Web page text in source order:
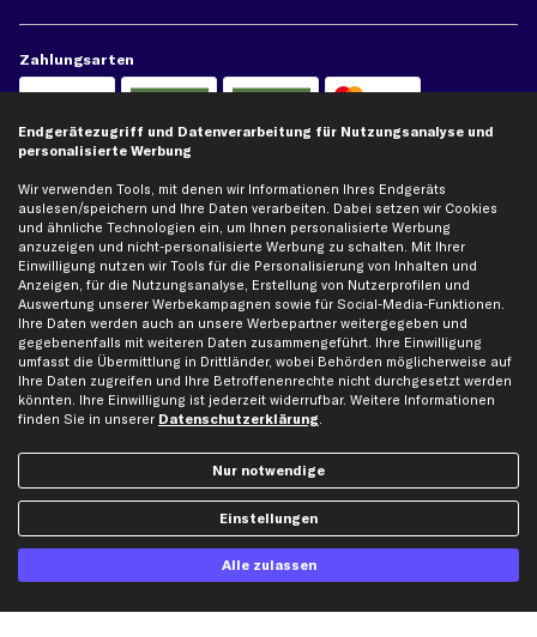
Zahlungsarten
Rechnung Lastschrift Kreditkarte
Vorkasse
Versand
Artikel, Teile, Original und Bestell-Nr. dienen nur zu Vergleichszwecken und sind
keine Herkunftsbezeichnungen. Die Nennung von Namen, Warenzeichen oder
von diesen in Rechnungen an Fahrzeugbesitzer sind nicht statthaft. Die Ware bleibt
bis zur Bezahlung unser Eigentum.
Die hier dargestellten Daten, insbesondere die gesamte Datenbank, dürfen nicht
vervielfältigt werden. Die Vervielfältigung und Verbreitung der Daten und der
Datenbank ohne vorherige Einwilligung von TecAlliance und/oder die Einbeziehung
Dritter in solche Aktivitäten ist streng verboten. Jegliche unautorisierte Nutzung von
Inhalten stellt eine Verletzung des Urheberrechts dar und kann rechtliche Schritte
Endgerätezugriff und Datenverarbeitung für Nutzungsanalyse und
personalisierte Werbung
Wir verwenden Tools, mit denen wir Informationen Ihres Endgeräts
auslesen/speichern und Ihre Daten verarbeiten. Dabei setzen wir Cookies
und ähnliche Technologien ein, um Ihnen personalisierte Werbung
anzuzeigen und nicht-personalisierte Werbung zu schalten. Mit Ihrer
Einwilligung nutzen wir Tools für die Personalisierung von Inhalten und
Anzeigen, für die Nutzungsanalyse, Erstellung von Nutzerprofilen und
Auswertung unserer Werbekampagnen sowie für Social-Media-Funktionen.
Ihre Daten werden auch an unsere Werbepartner weitergegeben und
gegebenenfalls mit weiteren Daten zusammengeführt. Ihre Einwilligung
umfasst die Übermittlung in Drittländer, wobei Behörden möglicherweise auf
Ihre Daten zugreifen und Ihre Betroffenenrechte nicht durchgesetzt werden
könnten. Ihre Einwilligung ist jederzeit widerrufbar. Weitere Informationen
finden Sie in unserer Datenschutzerklärung.
Nur notwendige
Einstellungen
Alle zulassen